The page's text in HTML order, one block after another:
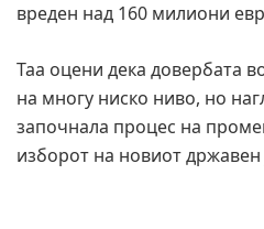
вреден над 160 милиони
Таа оцени дека довербата
на многу ниско ниво, но
започнала процес на
изборот на новиот државен